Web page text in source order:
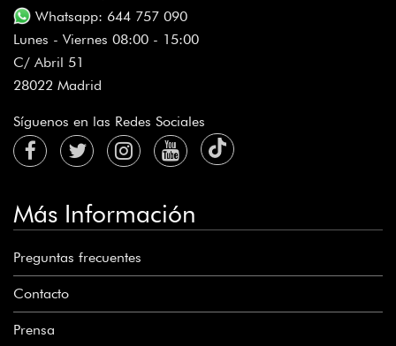
Whatsapp: 644 757 090
Lunes - Viernes 08:00 - 15:00
C/ Abril 51
28022 Madrid
Síguenos en las Redes Sociales
Más Información
Preguntas frecuentes
Contacto
Prensa